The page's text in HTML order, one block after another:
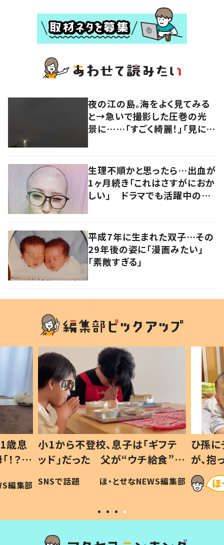
夜の江の島。海をよく見てみる
と→急いで撮影した圧巻の光
景に……「すごく綺麗！」「見に行
生理不順かと思ったら…出血が
1ヶ月続き「これはさすがにおか
しい」 ドラマでも活躍中の女
平成7年に生まれた双子…その
29年後の姿に「漫画みたい」
「素敵すぎる」
歳息
？」
編集部
小1から不登校、息子は「ギフテ
ッド」だった 父が“ウチ給食”を
作り続ける理由とは #令和の親
#令和の子
SNSで話題 ほ・とせなNEWS編集部
ひ孫
が、
「涙が
い」